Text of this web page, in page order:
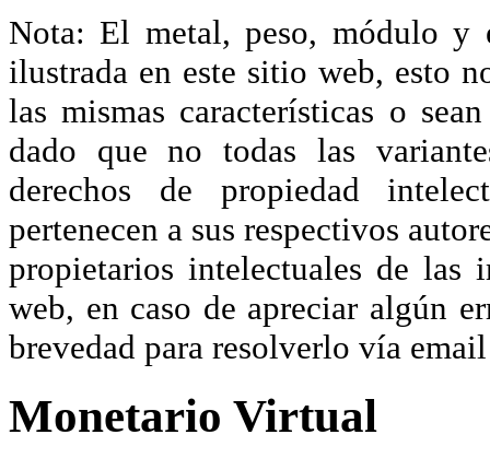
Nota: El metal, peso, módulo y
ilustrada en este sitio web, esto
las mismas características o
dado que no todas las
derechos de propiedad
pertenecen a sus respectivos
propietarios intelectuales de las
web, en caso de apreciar algún
brevedad para resolverlo vía
Monetario Virtual